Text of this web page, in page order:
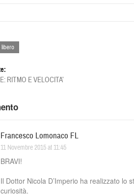
libero
RITMO E VELOCITA’
Francesco Lomonaco FL
11 Novembre 2015 at 11:45
BRAVI!
Il Dottor Nicola D’Imperio ha realizzato lo
curiosità.